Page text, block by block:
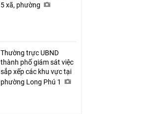
5 xã, phường
Thường trực UBND
thành phố giám sát việc
sắp xếp các khu vực tại
phường Long Phú 1